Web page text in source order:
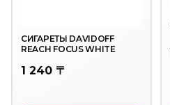
СИГАРЕТЫ DAVIDOFF
REACH FOCUS WHITE
1 240 〒